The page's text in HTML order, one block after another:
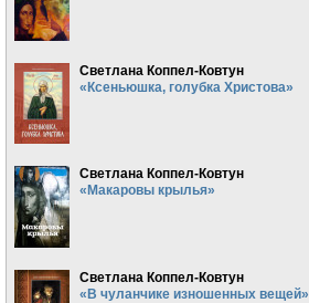
Светлана Коппел-Ковтун
«Ксеньюшка, голубка Христова»
Светлана Коппел-Ковтун
«Макаровы крылья»
Светлана Коппел-Ковтун
«В чуланчике изношенных вещей»